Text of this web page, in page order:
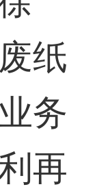
纸
务
再